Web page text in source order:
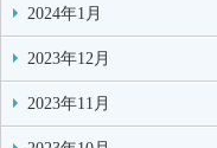
2024年1月
2023年12月
2023年11月